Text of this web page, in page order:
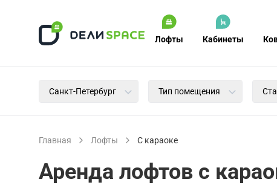
Лофты Кабинеты
Санкт-Петербург Тип помещения
Главная Лофты С караоке
Аренда лофтов с